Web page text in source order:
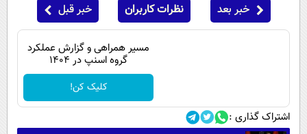
خبر بعد نظرات کاربران خبر قبل
مسیر همراهی و گزارش عملکرد
گروه اسنپ در ۱۴۰۴
کلیک کن!
اشتراک گذاری :